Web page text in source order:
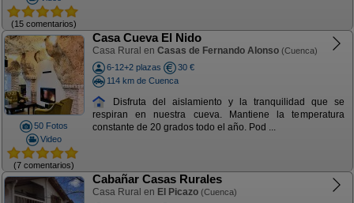
(15 comentarios)
50 Fotos
Video
(7 comentarios)
Casa Cueva El Nido
Casa Rural en Casas de Fernando Alonso (Cuenca)
6-12+2 plazas
30 €
114 km de Cuenca
Disfruta del aislamiento y la tranquilidad que se
respiran en nuestra cueva. Mantiene la temperatura
constante de 20 grados todo el año. Pod ...
Cabañar Casas Rurales
Casa Rural en El Picazo (Cuenca)